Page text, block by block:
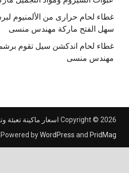
غطاء لحام حرارى من الألمنيوم
سهل الفتح ماركة مهندس منسى
غطاء لحام اندكشن سيل تقوم
مهندس منسى
Copyright © 2026اسعار ماكينة تعبئة
Powered byWordPressandPridMag
.